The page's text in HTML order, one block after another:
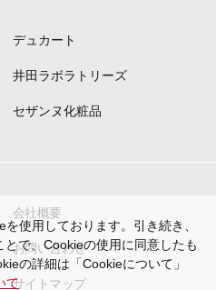
デュカート
井田ラボラトリーズ
セザンヌ化粧品
会社概要
お問い合わせ
サイトマップ
使用しております。引き続き、
で、Cookieの使用に同意したも
の詳細は「Cookieについて」
て